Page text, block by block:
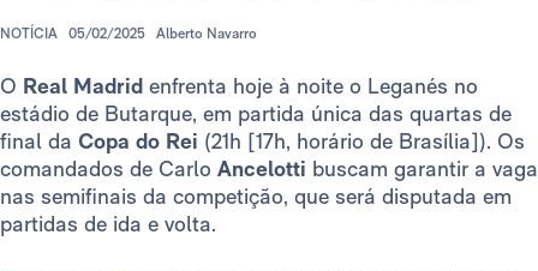
NOTÍCIA 05/02/2025 Alberto Navarro
O Real Madrid enfrenta hoje à noite o Leganés no
estádio de Butarque, em partida única das quartas de
final da Copa do Rei (21h [17h, horário de Brasília]). Os
comandados de Carlo Ancelotti buscam garantir a vaga
nas semifinais da competição, que será disputada em
partidas de ida e volta.